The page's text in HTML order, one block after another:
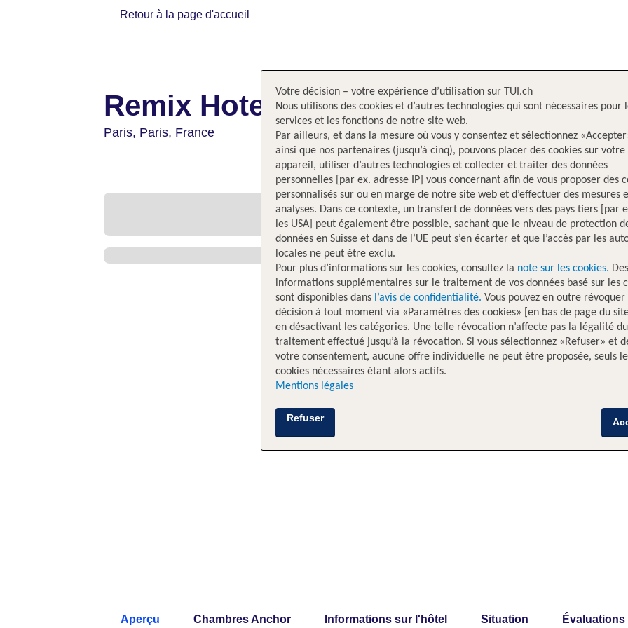
Retour à la page d'accueil
Remix Hotel
Paris, Paris, France
Aperçu Chambres Anchor Informations sur l'hôtel Situation Évaluations
Votre décision – votre expérience d’utilisation sur TUI.ch
Nous utilisons des cookies et d’autres technologies qui sont nécessaires pour
services et les fonctions de notre site web.
Par ailleurs, et dans la mesure où vous y consentez et sélectionnez
ainsi que nos partenaires (jusqu’à cinq), pouvons placer des cookies sur votre
appareil, utiliser d’autres technologies et collecter et traiter des données
personnelles [par ex. adresse IP] vous concernant afin de vous proposer des
personnalisés sur ou en marge de notre site web et d’effectuer des mesures
analyses. Dans ce contexte, un transfert de données vers des pays tiers [par
les USA] peut également être possible, sachant que le niveau de protection
données en Suisse et dans de l’UE peut s’en écarter et que l’accès par les
locales ne peut être exclu.
Pour plus d’informations sur les cookies, consultez la note sur les cookies. Des
informations supplémentaires sur le traitement de vos données basé sur les
sont disponibles dans l’avis de confidentialité. Vous pouvez en outre
décision à tout moment via «Paramètres des cookies» [en bas de page du
en désactivant les catégories. Une telle révocation n’affecte pas la légalité du
traitement effectué jusqu’à la révocation. Si vous sélectionnez «Refuser» et
votre consentement, aucune offre individuelle ne peut être proposée, seuls
cookies nécessaires étant alors actifs.
Mentions légales
Refuser